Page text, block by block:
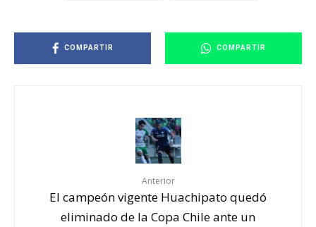
COMPARTIR COMPARTIR
Anterior
El campeón vigente Huachipato quedó
eliminado de la Copa Chile ante un